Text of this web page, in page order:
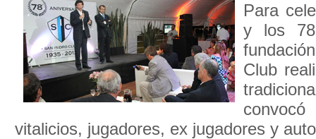
Para
y los
Club
vitalicios, jugadores, ex jugadores y